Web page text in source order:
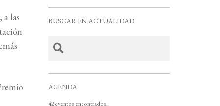
a las
BUSCAR EN ACTUALIDAD
AGENDA
42 eventos encontrados.